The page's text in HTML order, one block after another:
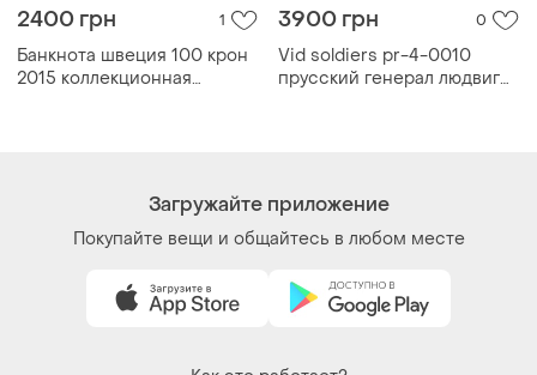
2400 грн 1
Банкнота швеция 100 крон
2015 коллекционная
3900 грн 0
Vid soldiers pr-4-0010
прусский генерал людвиг
Загружайте приложение
Покупайте вещи и общайтесь в любом месте